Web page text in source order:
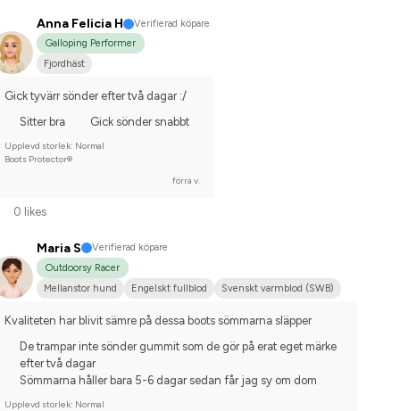
Anna Felicia H
Verifierad köpare
Galloping Performer
Fjordhäst
Gick tyvärr sönder efter två dagar :/
Sitter bra
Gick sönder snabbt
Upplevd storlek: Normal
Boots Protector®
förra v.
0 likes
Maria S
Verifierad köpare
Outdoorsy Racer
Mellanstor hund
Engelskt fullblod Svenskt varmblod (SWB)
Kvaliteten har blivit sämre på dessa boots sömmarna släpper
De trampar inte sönder gummit som de gör på erat eget märke
efter två dagar
Sömmarna håller bara 5-6 dagar sedan får jag sy om dom
Upplevd storlek: Normal